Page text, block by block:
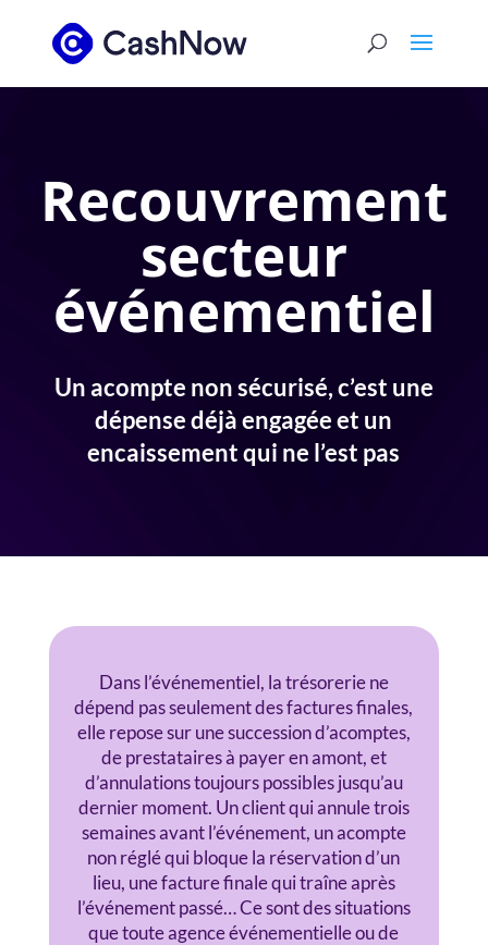
Recouvrement
secteur
événementiel
Un acompte non sécurisé, c’est une
dépense déjà engagée et un
encaissement qui ne l’est pas
Dans l’événementiel, la trésorerie ne
dépend pas seulement des factures finales,
elle repose sur une succession d’acomptes,
de prestataires à payer en amont, et
d’annulations toujours possibles jusqu’au
dernier moment. Un client qui annule trois
semaines avant l’événement, un acompte
non réglé qui bloque la réservation d’un
lieu, une facture finale qui traîne après
l’événement passé… Ce sont des situations
que toute agence événementielle ou de